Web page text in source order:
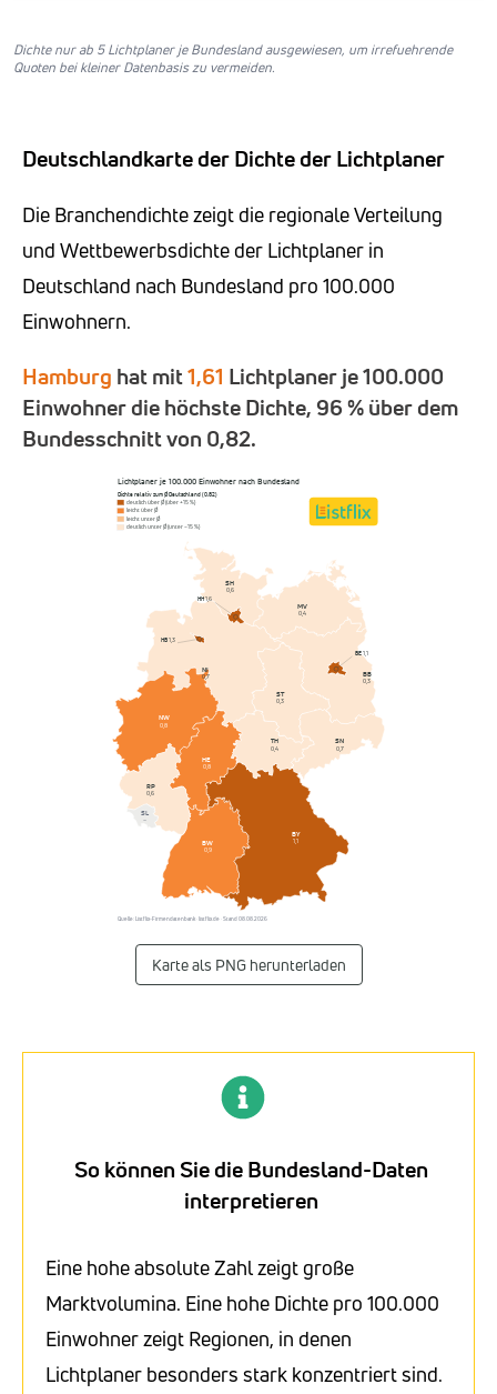
Dichte nur ab 5 Lichtplaner je Bundesland ausgewiesen, um irrefuehrende
Quoten bei kleiner Datenbasis zu vermeiden.
Deutschlandkarte der Dichte der Lichtplaner
Die Branchendichte zeigt die regionale Verteilung
und Wettbewerbsdichte der Lichtplaner in
Deutschland nach Bundesland pro 100.000
Einwohnern.
Hamburg hat mit1,61 Lichtplaner je 100.000
Einwohner die höchste Dichte, 96 % über dem
Bundesschnitt von 0,82.
Lichtplaner je 100.000 Einwohner nach Bundesland
Dichte relativ zum Ø Deutschland (0,82)
deutlich über Ø (über +15 %)
leicht über Ø
leicht unter Ø
deutlich unter Ø (unter −15 %)
BW
0,9
BY
1,1
BB
0,3
HE
0,8
MV
0,4
NI
0,7
NW
0,8
RP
0,6
SL
–
ST
0,3
SN
0,7
SH
0,6
TH
0,4
BE1,1
HB1,3
HH1,6
Quelle: Listflix-Firmendatenbank · listflix.de · Stand 08.08.2026
Karte als PNG herunterladen
So können Sie die Bundesland-Daten
interpretieren
Eine hohe absolute Zahl zeigt große
Marktvolumina. Eine hohe Dichte pro 100.000
Einwohner zeigt Regionen, in denen
Lichtplaner besonders stark konzentriert sind.